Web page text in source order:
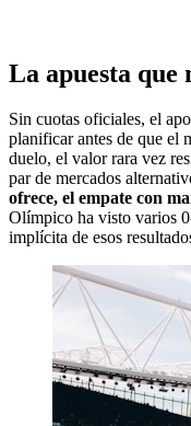
La apuesta que
Sin cuotas oficiales, el
planificar antes de que el
duelo, el valor rara vez
par de mercados
ofrece, el empate con
Olímpico ha visto varios
implícita de esos